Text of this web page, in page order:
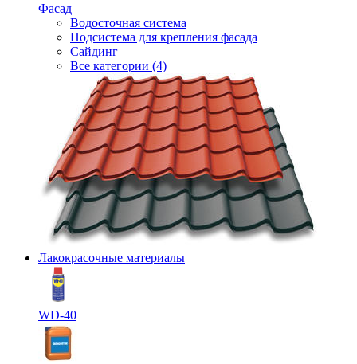
Фасад
Водосточная система
Подсистема для крепления фасада
Сайдинг
Все категории (4)
Лакокрасочные материалы
WD-40